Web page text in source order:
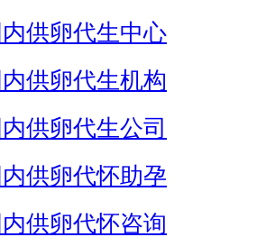
内供卵代生中心
内供卵代生机构
内供卵代生公司
内供卵代怀助孕
内供卵代怀咨询